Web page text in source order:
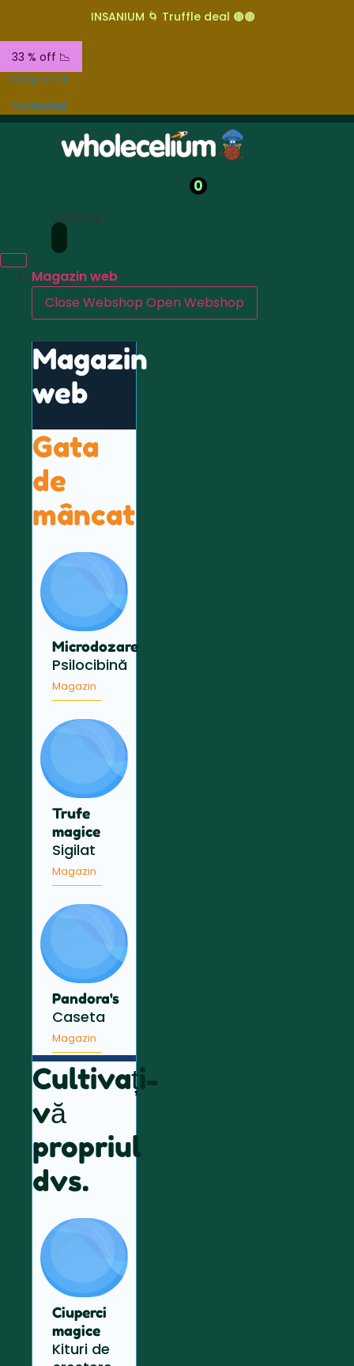
INSANIUM 🌀 Truffle deal 🟤🟤
33 % off 📉
Despre noi
Contactați
0
Căutare
Magazin web
Close Webshop Open Webshop
Magazin
web
Gata
de
mâncat
Microdozare
Psilocibină
Magazin
Trufe
magice
Sigilat
Magazin
Pandora's
Caseta
Magazin
Cultivați-
vă
propriul
dvs.
Ciuperci
magice
Kituri de